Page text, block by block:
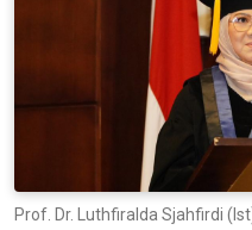
Prof. Dr. Luthfiralda Sjahfirdi